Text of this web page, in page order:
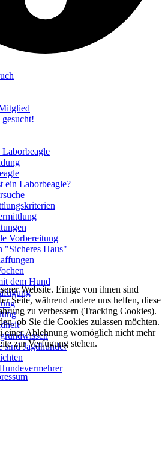
ein Laborbeagle?
Vorbereitung
"Sicheres Haus"
dem Hund
sind Jagdhunde!
Website. Einige von ihnen sind
Seite, während andere uns helfen, diese
zu verbessern (Tracking Cookies).
ob Sie die Cookies zulassen möchten.
einer Ablehnung womöglich nicht mehr
zur Verfügung stehen.